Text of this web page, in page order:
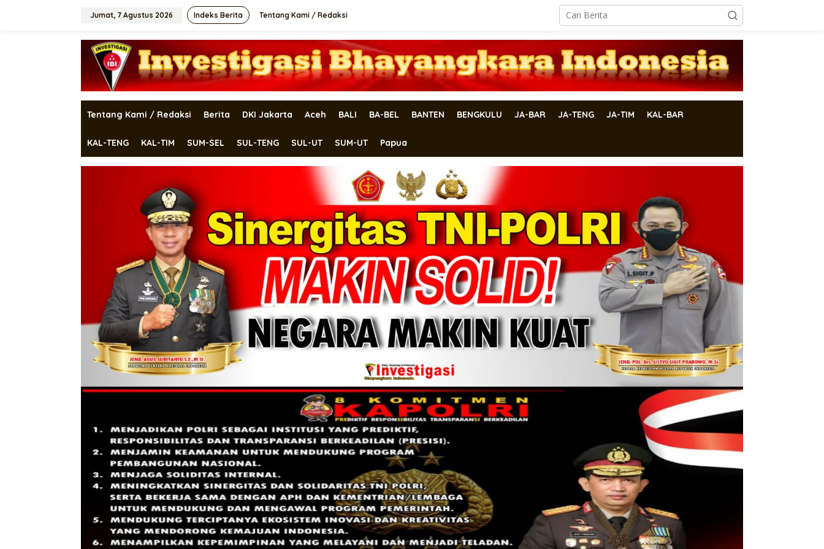
Jumat, 7 Agustus 2026 Indeks Berita Tentang Kami / Redaksi
Tentang Kami / Redaksi Berita DKI Jakarta Aceh BALI BA-BEL BANTEN BENGKULU JA-BAR JA-TENG JA-TIM KAL-BAR
KAL-TENG KAL-TIM SUM-SEL SUL-TENG SUL-UT SUM-UT Papua